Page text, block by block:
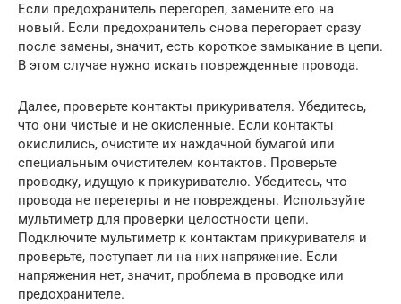
Если предохранитель перегорел, замените его на
новый. Если предохранитель снова перегорает сразу
после замены, значит, есть короткое замыкание в цепи.
В этом случае нужно искать поврежденные провода.
Далее, проверьте контакты прикуривателя. Убедитесь,
что они чистые и не окисленные. Если контакты
окислились, очистите их наждачной бумагой или
специальным очистителем контактов. Проверьте
проводку, идущую к прикуривателю. Убедитесь, что
провода не перетерты и не повреждены. Используйте
мультиметр для проверки целостности цепи.
Подключите мультиметр к контактам прикуривателя и
проверьте, поступает ли на них напряжение. Если
напряжения нет, значит, проблема в проводке или
предохранителе.